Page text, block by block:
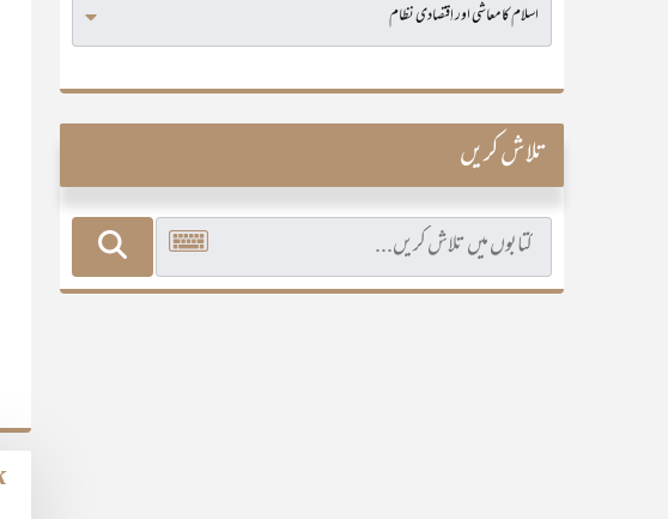
تلاش کریں